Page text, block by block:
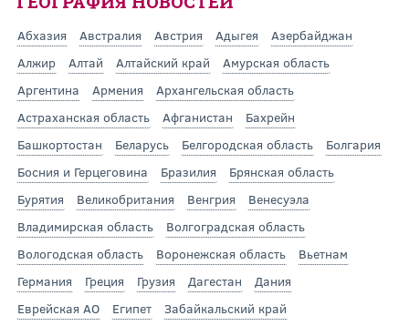
Абхазия Австралия Австрия Адыгея
Азербайджан
Алжир
Алтай Алтайский край
Амурская область
Аргентина
Армения
Архангельская область
Астраханская область
Афганистан
Бахрейн
Башкортостан
Беларусь Белгородская область
Болгария
Босния и Герцеговина
Бразилия
Брянская область
Бурятия
Великобритания Венгрия
Венесуэла
Владимирская область
Волгоградская область
Вологодская область
Воронежская область
Вьетнам
Германия
Греция Грузия Дагестан
Дания
Еврейская АО
Египет
Забайкальский край